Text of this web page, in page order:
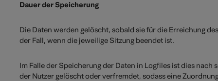
Dauer der Speicherung
Die Daten werden gelöscht, sobald sie für die Erreichung
der Fall, wenn die jeweilige Sitzung beendet ist.
Im Falle der Speicherung der Daten in Logfiles ist dies
der Nutzer gelöscht oder verfremdet, sodass eine